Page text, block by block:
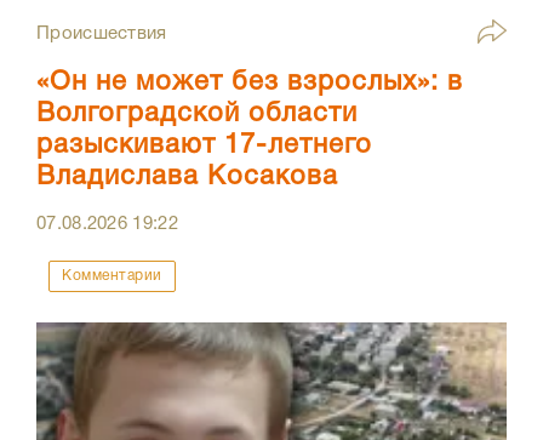
Происшествия
«Он не может без взрослых»: в
Волгоградской области
разыскивают 17-летнего
Владислава Косакова
07.08.2026 19:22
Комментарии